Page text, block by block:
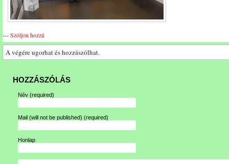
---Szóljon hozzá
A végére ugorhat és hozzászólhat.
HOZZÁSZÓLÁS
Név (required)
Mail (will not be published) (required)
Honlap